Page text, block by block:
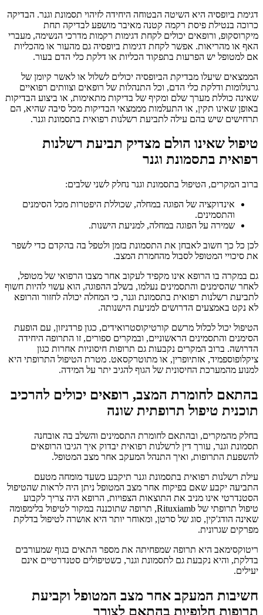
דגימת ביופסיה היא השיטה הבטוחה היחידה לזיהוי תסמונת וגנר. הבדיקה
כרוכה בנטילת פיסת רקמה קטנה מאיבר מושפע לבדיקה תחת
מיקרוסקופ, ורופאים יכולים לקחת דגימות רקמות מדרכי הנשימה, מעברי
האף או מהריאות. אפשר לקחת דגימות ביופסיה גם מהעור או מהכליות
אם למטופל יש הפרעות בתפקוד הכליות או דלקת כלי הדם בעור.
הממצאים שיעלו מבדיקת הביופסיה יכולים לשלול או לאשר קיומן של
גרנולומות ודלקת כלי הדם, וכל התנהלות של רופאים וצוותים רפואיים
שאינה כוללת מערך שלם ומקיף של בדיקות מתאימות, או ביצוע הבדיקות
באופן שאינו תקין, או התעלמות מממצאי הבדיקות מכל סיבה שהיא, הם
תרחישים שיש בהם עילה לתביעת רשלנות רפואית בתסמונת וגנר.
טיפול שאינו הולם מצדיק תביעת רשלנות
רפואית בתסמונת וגנר
ברוב המקרים, הטיפול בתסמונת וגנר נחלק לשני שלבים:
אינדוקציה של הפוגה במחלה, שכוללת היפטרות מכל הסימנים
והתסמינים.
שמירה על הפוגה במחלה, למניעת הישנות.
לכן כל כך חשוב לאבחן את התסמונת בזמן ולטפל בה בהקדם כדי לשפר
את סיכויי המטופל לסבול מהחמרת המצב.
גם במקרה בו הרופא אינו מקפיד לעקוב אחר מצבו הרפואי של מטופל,
לאחר שהסימנים והתסמינים נעלמו, בשלב ההפוגה, הוא עשוי להיות חשוף
לתביעת רשלנות רפואית בתסמונת וגנר, כי המחלה יכולה לחזור והרופא
לא נקט באמצעים הדרושים למניעת הישנותה.
הטיפול יכול לכלול מרשם קורטיקוסטרואידים, כגון פרדניזון, עם הופעת
הסימנים והתסמינים הראשוניים, ובמקרים ספורים, זו התרופה היחידה
הדרושה. ברוב המקרים נקבעות גם תרופות חיסוניות אחרות כגון
ציקלופוספמיד, אזתיופרין, או מתוטרקסאט. מטרת הטיפול התרופתי היא
למנוע מהמערכת החיסונית של הגוף להגיב יתר על המידה.
בהתאם לחומרת המצב, רופאים יכולים להרכיב
תוכנית טיפול תרופתית שונה
בחלק מהמקרים, ובהתאם לחומרת התסמינים והשלב בה אובחנה
תסמונת וגנר, עורך דין לרשלנות רפואית יבדוק איך הגיבו הרופאים
להשפעת התרופות, ואיך התנהל המעקב אחר מצב המטופל.
עילת רשלנות רפואית בתסמונת וגנר תיקבע כשעד מומחה מטעם
התביעה יקבע שאם בפיקוח אחר מצב המטופל ניתן היה לראות שהטיפול
הסטנדרטי אינו מניב את התוצאות הצפויות, הרופא היה צריך לקבוע
טיפול תרופתי של Rituxiamb, תרופה שתוכננה במקור לטיפול בלימפומה
שאינה הודג'קין, סוג של סרטן, ומאוחר יותר היא אושרה לטיפול בדלקת
מפרקים שגרונית.
ריטוקסימאב היא תרופה שמפחיתה את מספר התאים בגוף שמעורבים
בדלקת, והיא נקבעת גם לתסמונת וגנר, כשטיפולים סטנדרטיים אינם
יעילים.
חשיבות המעקב אחר מצב המטופל וקביעת
תרופות חלופיות בהתאם לצורך